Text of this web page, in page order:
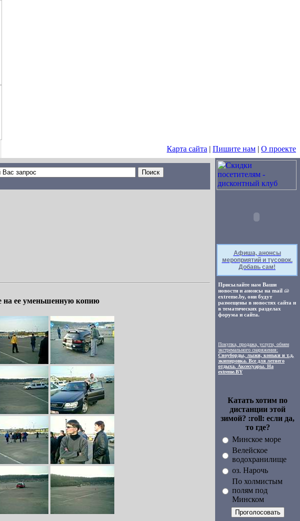
Карта сайта | Пишите нам | О проекте
на ее уменьшенную копию
Афиша, анонсы
мероприятий и тусовок.
Добавь сам!
Присылайте нам Ваши
новости и анонсы на mail
extreme.by, они будут
размещены в новостях сайта и
в тематических разделах
форума и сайта.
Покупка, продажа, услуги, обмен
экстремального снаряжения:
Сноуборды, лыжи, коньки и т.д,
экипировка. Все для летнего
отдыха. Аксессуары. На
extreme.BY
Катать хотим по
дистанции этой
зимой? :roll: если да,
то где?
Минское море
Велейское
водохранилище
оз. Нарочь
По холмистым
полям под
Минском